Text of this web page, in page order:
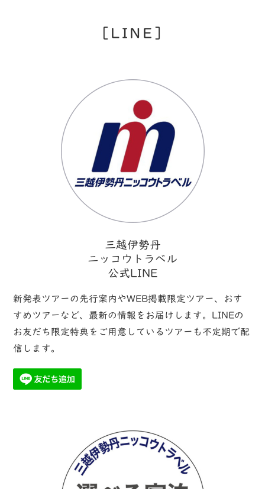
LINE
三越伊勢丹
ニッコウトラベル
公式LINE
新発表ツアーの先行案内やWEB掲載限定ツアー、おす
すめツアーなど、最新の情報をお届けします。LINEの
お友だち限定特典をご用意しているツアーも不定期で配
信します。